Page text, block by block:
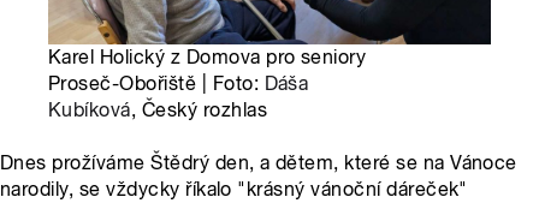
Karel Holický z Domova pro seniory
Proseč-Obořiště | Foto: Dáša
Kubíková, Český rozhlas
Dnes prožíváme Štědrý den, a dětem, které se na Vánoce
narodily, se vždycky říkalo "krásný vánoční dáreček"